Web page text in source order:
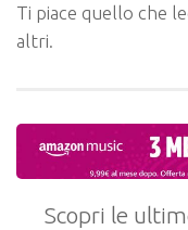
Ti piace quello che
altri.
Scopri le